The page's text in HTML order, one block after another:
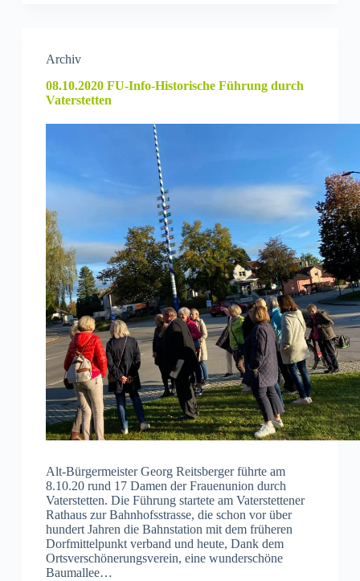
Archiv
08.10.2020 FU-Info-Historische Führung durch
Vaterstetten
Alt-Bürgermeister Georg Reitsberger führte am
8.10.20 rund 17 Damen der Frauenunion durch
Vaterstetten. Die Führung startete am Vaterstettener
Rathaus zur Bahnhofsstrasse, die schon vor über
hundert Jahren die Bahnstation mit dem früheren
Dorfmittelpunkt verband und heute, Dank dem
Ortsverschönerungsverein, eine wunderschöne
Baumallee…